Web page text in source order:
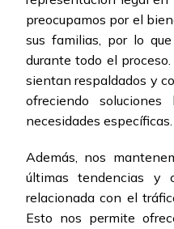
preocupamos por el
sus familias, por lo
durante todo el
sientan respaldados y
ofreciendo
necesidades específicas.
Además, nos
últimas tendencias y
relacionada con el
Esto nos permite